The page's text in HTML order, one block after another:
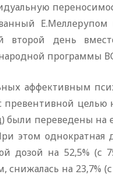
второй день
программы
аффективным
превентивной целью
были переведены на
этом
дозой на 52,5% (с
снижалась на 23,7%